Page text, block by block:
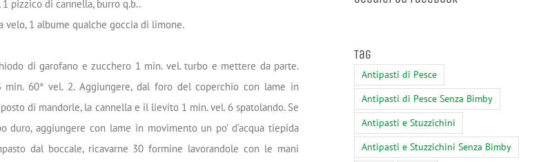
pizzico di cannella, burro q.b..
velo, 1 albume qualche goccia di limone.
di garofano e zucchero 1 min. vel. turbo e mettere da parte.
min. 60° vel. 2. Aggiungere, dal foro del coperchio con lame in
di mandorle, la cannella e il lievito 1 min. vel. 6 spatolando. Se
duro, aggiungere con lame in movimento un po’ d’acqua tiepida
dal boccale, ricavarne 30 formine lavorandole con le mani
Tag
Antipasti di Pesce
Antipasti di Pesce Senza Bimby
Antipasti e Stuzzichini
Antipasti e Stuzzichini Senza Bimby